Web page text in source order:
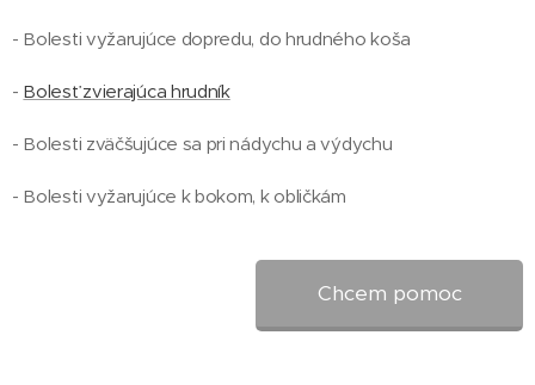
- Bolesti vyžarujúce dopredu, do hrudného koša
- Bolesť zvierajúca hrudník
- Bolesti zväčšujúce sa pri nádychu a výdychu
- Bolesti vyžarujúce k bokom, k obličkám
Chcem pomoc